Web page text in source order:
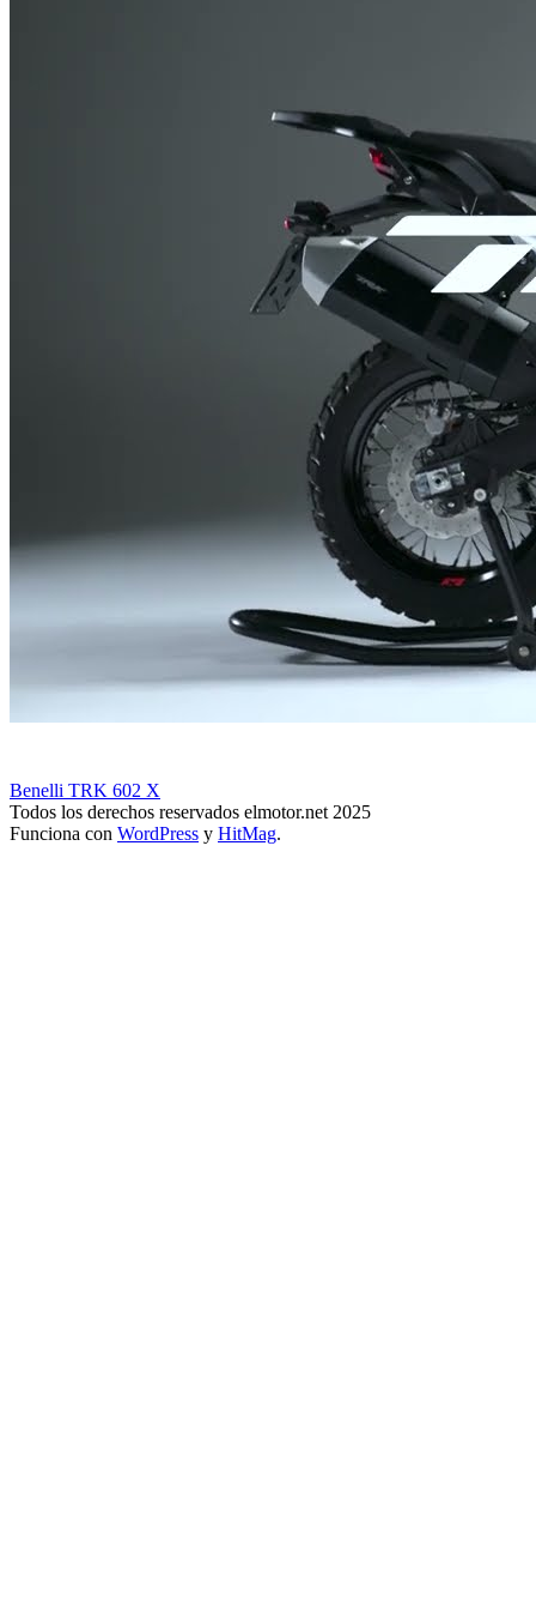
Benelli TRK 602 X
Todos los derechos reservados elmotor.net 2025
Funciona con WordPress y HitMag.